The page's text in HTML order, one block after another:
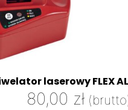
laserowy FLEX
80,00 zł